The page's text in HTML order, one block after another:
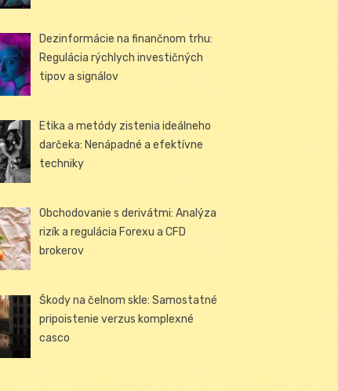
Dezinformácie na finančnom trhu:
Regulácia rýchlych investičných
tipov a signálov
Etika a metódy zistenia ideálneho
darčeka: Nenápadné a efektívne
techniky
Obchodovanie s derivátmi: Analýza
rizík a regulácia Forexu a CFD
brokerov
Škody na čelnom skle: Samostatné
pripoistenie verzus komplexné
casco